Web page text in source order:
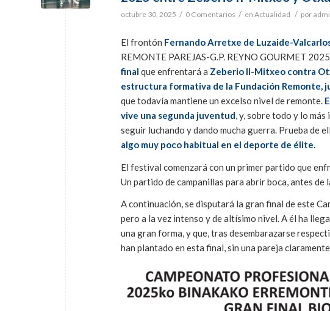
octubre 30, 2025 / 0 Comentarios / en Actualidad / por
El frontón Fernando Arretxe de Luzaide-
REMONTE PAREJAS-G.P. REYNO GOURMET 2025
final que enfrentará a Zeberio II-Mitxeo contra
estructura formativa de la Fundación Remonte,
que todavía mantiene un excelso nivel de remonte.
vive una segunda juventud, y, sobre todo y lo
seguir luchando y dando mucha guerra. Prueba de
algo muy poco habitual en el deporte de élite.
El festival comenzará con un primer partido que
Un partido de campanillas para abrir boca, antes de
A continuación, se disputará la gran final de este
pero a la vez intenso y de altísimo nivel. A él ha
una gran forma, y que, tras desembarazarse
han plantado en esta final, sin una pareja